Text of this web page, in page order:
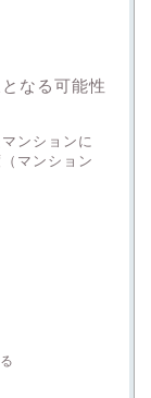
なる可能性
ンションに
マンション